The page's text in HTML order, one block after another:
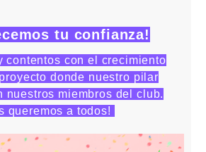
tu confianza!
contentos con el crecimiento
donde nuestro pilar
nuestros miembros del club.
queremos a todos!